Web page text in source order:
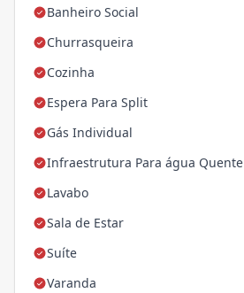
Banheiro Social
Churrasqueira
Cozinha
Espera Para Split
Gás Individual
Infraestrutura Para água Quente
Lavabo
Sala de Estar
Suíte
Varanda